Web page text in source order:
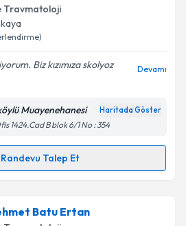
Talebini Gönder
bu uzmandan randevu almanız
e-posta ile
işlenmesine ilişkinAydınlatma
ve kişisel verilerimin belirtilen
kabul ediyorum.
Travmatoloji
Biz kızımıza skolyoz
Devamı
Muayenehanesi Haritada Göster
1424.Cad B blok 6/1 No : 354
Randevu Talep Et
Talebi
Şenköylüiçin randevu takvimi
Batu Ertan